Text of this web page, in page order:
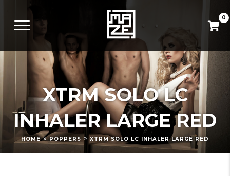
0
XTRM SOLO LC
INHALER LARGE RED
HOME » POPPERS » XTRM SOLO LC INHALER LARGE RED